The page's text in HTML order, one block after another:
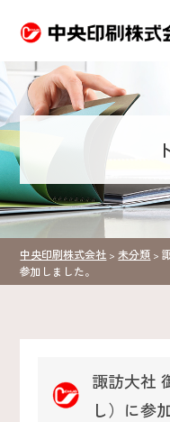
中央印刷株式会社 >未分類 >
参加しました。
諏訪大社
し）に参